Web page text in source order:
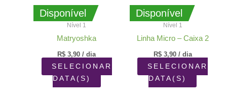
Disponível
Nível 1
Matryoshka
R$ 3,90 / dia
SELECIONAR
DATA(S)
Disponível
Nível 1
Linha Micro – Caixa 2
R$3,90/ dia
SELECIONAR
DATA(S)